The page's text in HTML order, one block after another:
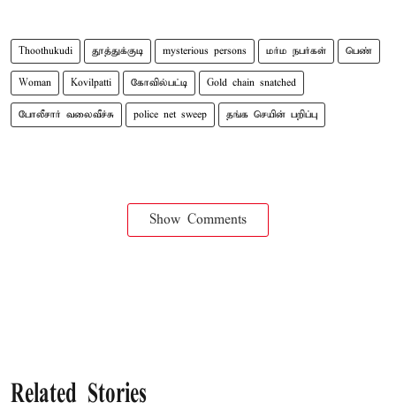
Thoothukudi தூத்துக்குடி mysterious persons மர்ம நபர்கள் பெண்
Woman Kovilpatti கோவில்பட்டி Gold chain snatched
போலீசார் வலைவீச்சு police net sweep தங்க செயின் பறிப்பு
Show Comments
Related Stories